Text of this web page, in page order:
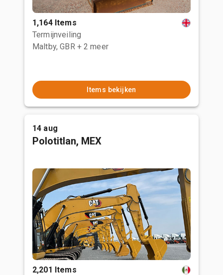
1,164 Items
Termijnveiling
Maltby, GBR + 2 meer
Items bekijken
14 aug
Polotitlan, MEX
2,201 Items